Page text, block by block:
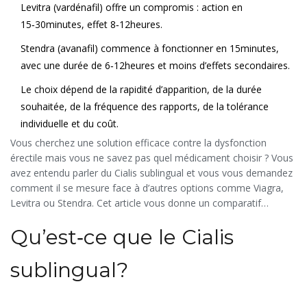
Levitra (vardénafil) offre un compromis : action en
15‑30minutes, effet 8‑12heures.
Stendra (avanafil) commence à fonctionner en 15minutes,
avec une durée de 6‑12heures et moins d’effets secondaires.
Le choix dépend de la rapidité d’apparition, de la durée
souhaitée, de la fréquence des rapports, de la tolérance
individuelle et du coût.
Vous cherchez une solution efficace contre la dysfonction
érectile mais vous ne savez pas quel médicament choisir ? Vous
avez entendu parler du Cialis sublingual et vous vous demandez
comment il se mesure face à d’autres options comme Viagra,
Levitra ou Stendra. Cet article vous donne un comparatif
traitement correspond le mieux à votre mode de vie.
Qu’est‑ce que le Cialis
sublingual?